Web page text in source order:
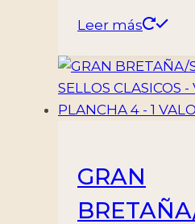
Leer más
GRAN